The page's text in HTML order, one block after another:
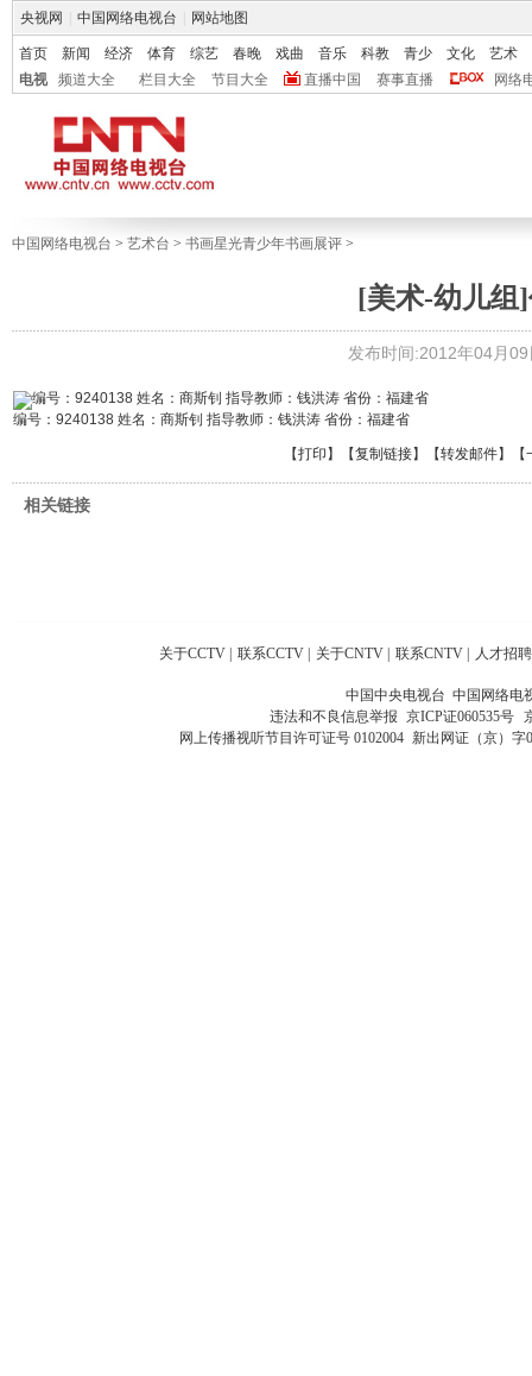
央视网 中国网络电视台 网站地图
首页 新闻 经济 体育 综艺 春晚 戏曲 音乐 科教 青少 文化
艺术
电视
频道大全 栏目大全 节目大全 直播中国 赛事直播 网络
中国网络电视台 > 艺术台 > 书画星光青少年书画展评 >
[美术-幼儿组]
发布时间:2012年04月
编号：9240138 姓名：商斯钊 指导教师：钱洪涛 省份：福建省
【打印 】【复制链接】【转发邮件】
相关链接
关于CCTV 联系CCTV 关于CNTV 联系CNTV 人才招聘
中国中央电视台 中国网络电
违法和不良信息举报 京ICP证060535号
网上传播视听节目许可证号 0102004 新出网证（京）